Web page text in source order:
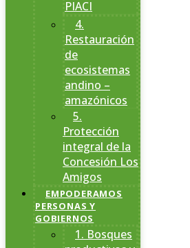
PIACI
4.
Restauración
de
ecosistemas
andino –
amazónicos
5.
Protección
integral de la
Concesión Los
Amigos
EMPODERAMOS
PERSONAS Y
GOBIERNOS
1. Bosques